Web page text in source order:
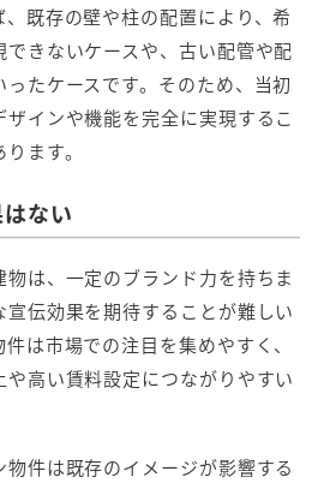
既存の壁や柱の配置により、希
きないケースや、古い配管や配
たケースです。そのため、当初
インや機能を完全に実現するこ
ます。
ない
は、一定のブランド力を持ちま
伝効果を期待することが難しい
は市場での注目を集めやすく、
高い賃料設定につながりやすい
件は既存のイメージが影響する